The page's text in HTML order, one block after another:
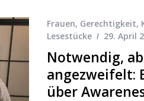
Frauen, Gerechtigkeit,
Lesestücke
29. April
Notwendig,
angezweifelt:
über